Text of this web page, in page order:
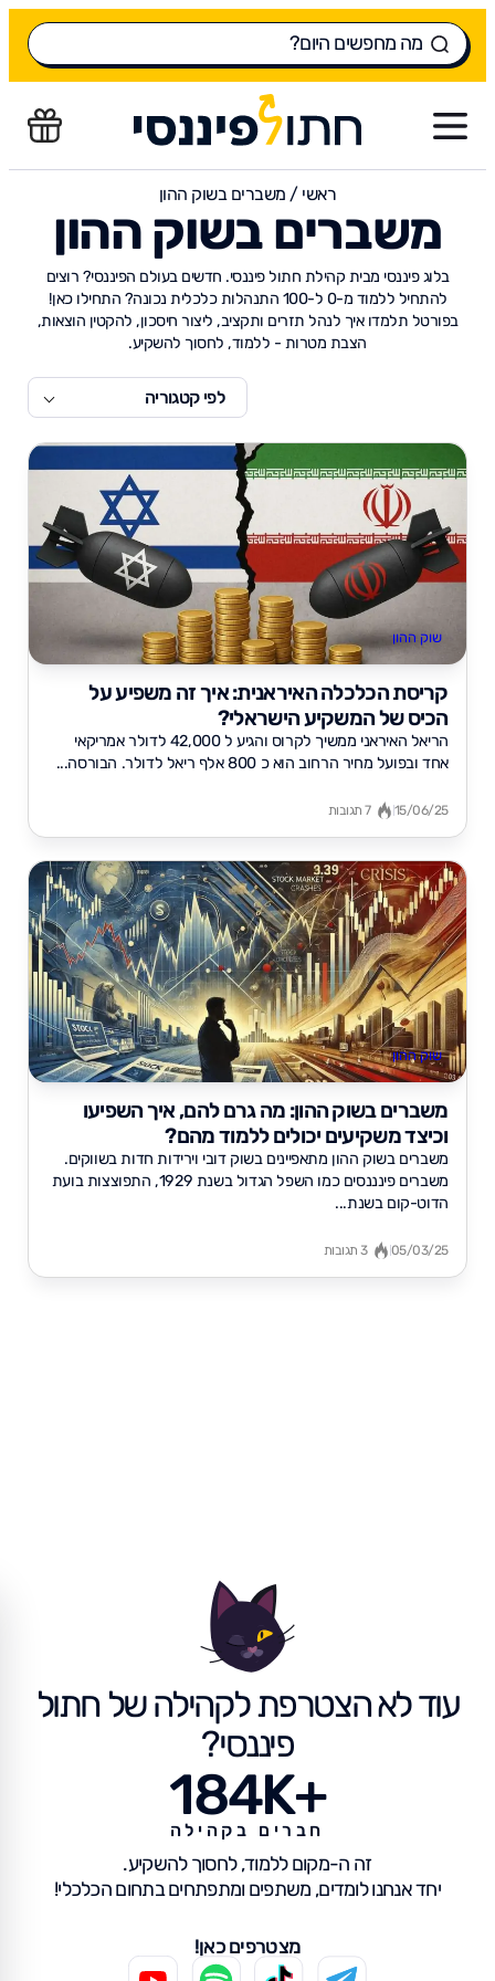
ראשי / משברים בשוק ההון
משברים בשוק ההון
בלוג פיננסי מבית קהילת חתול פיננסי. חדשים בעולם הפיננסי? רוצים
להתחיל ללמוד מ-0 ל-100 התנהלות כלכלית נכונה? התחילו כאן!
בפורטל תלמדו איך לנהל תזרים ותקציב, ליצור חיסכון, להקטין הוצאות,
הצבת מטרות - ללמוד, לחסוך להשקיע.
לפי קטגוריה
שוק ההון
קריסת הכלכלה האיראנית: איך זה משפיע על
הכיס של המשקיע הישראלי?
הריאל האיראני ממשיך לקרוס והגיע ל 42,000 לדולר אמריקאי
אחד ובפועל מחיר הרחוב הוא כ 800 אלף ריאל לדולר. הבורסה...
15/06/25 7 תגובות
שוק ההון
משברים בשוק ההון: מה גרם להם, איך השפיעו
וכיצד משקיעים יכולים ללמוד מהם?
משברים בשוק ההון מתאפיינים בשוק דובי וירידות חדות בשווקים.
משברים פינננסים כמו השפל הגדול בשנת 1929, התפוצצות בועת
הדוט-קום בשנת...
05/03/25 3 תגובות
עוד לא הצטרפת לקהילה של חתול
פיננסי?
184K+
חברים בקהילה
זה ה-מקום ללמוד, לחסוך להשקיע.
יחד אנחנו לומדים, משתפים ומתפתחים בתחום הכלכלי!
מצטרפים כאן!